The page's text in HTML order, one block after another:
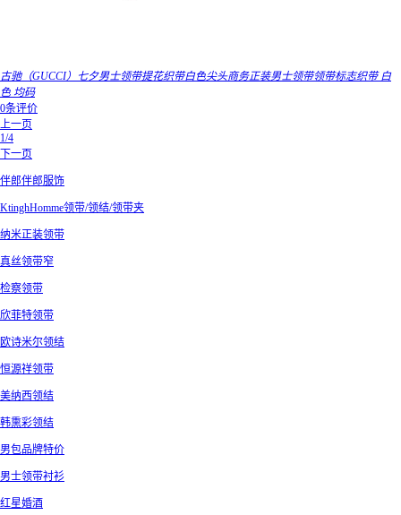
古驰（GUCCI）七夕男士领带提花织带白色尖头商务正装男士领带领带标志织带 白
色 均码
0条评价
上一页
1/4
下一页
伴郎伴郎服饰
KtinghHomme领带/领结/领带夹
纳米正装领带
真丝领带窄
检察领带
欣菲特领带
欧诗米尔领结
恒源祥领带
美纳西领结
韩熏彩领结
男包品牌特价
男士领带衬衫
红星婚酒